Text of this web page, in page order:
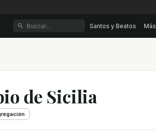
Santos y Beatos Más
de Sicilia